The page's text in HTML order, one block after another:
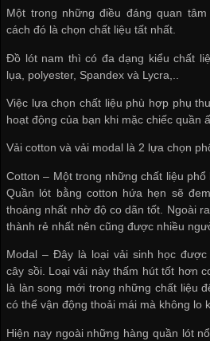
Một trong những điều đáng quan
cách đó là chọn chất liệu tất nhất.
Đồ lót nam thì có đa dạng kiểu chất
lụa, polyester, Spandex và Lycra,..
Việc lựa chọn chất liệu phù hợp phụ
hoạt động của bạn khi mặc chiếc quần
Vải cotton và vải modal là 2 lựa chọn
Cotton – Một trong những chất liệu phổ
Quần lót bằng cotton hứa hẹn sẽ
thoáng nhất nhờ độ co dãn tốt. Ngoài
thành rẻ nhất nên cũng được nhiều
Modal – Đây là loại vải sinh học
cây sồi. Loại vải này thấm hút tốt hơn
là làn song mới trong những chất liệu
có thể vận động thoải mái mà không lo
Hiện nay ngoài những hàng quần lót